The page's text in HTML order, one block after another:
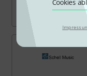
Cookies